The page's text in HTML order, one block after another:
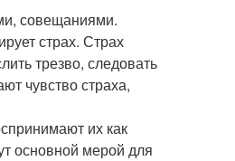
совещаниями.
страх. Страх
трезво, следовать
чувство страха,
их как
основной мерой для